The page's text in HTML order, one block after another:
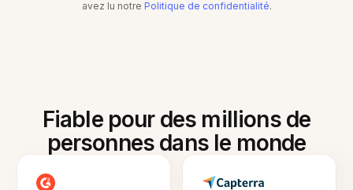
avez lu notre Politique de confidentialité.
Fiable pour des millions de
personnes dans le monde